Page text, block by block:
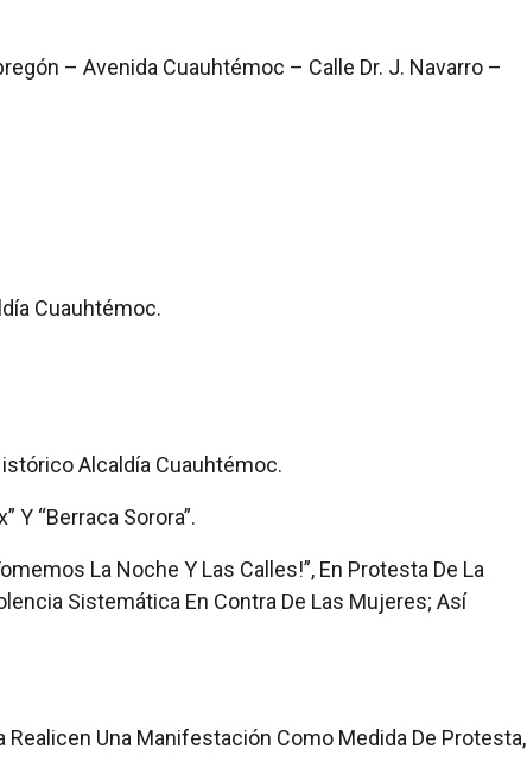
– Avenida Cuauhtémoc – Calle Dr. J. Navarro –
Cuauhtémoc.
Alcaldía Cuauhtémoc.
Y “Berraca Sorora”.
La Noche Y Las Calles!”, En Protesta De La
Sistemática En Contra De Las Mujeres; Así
Realicen Una Manifestación Como Medida De Protesta,